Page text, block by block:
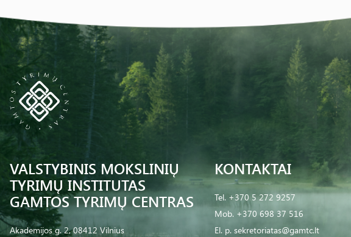
VALSTYBINIS MOKSLINIŲ
TYRIMŲ INSTITUTAS
GAMTOS TYRIMŲ CENTRAS
Akademijos g. 2, 08412 Vilnius
KONTAKTAI
Tel. +370 5 272 9257
Mob. +370 698 37 516
El. p. sekretoriatas@gamtc.lt